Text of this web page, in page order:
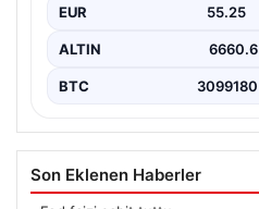
EUR 55.25
ALTIN 6660.6
BTC 3099180
Son Eklenen Haberler